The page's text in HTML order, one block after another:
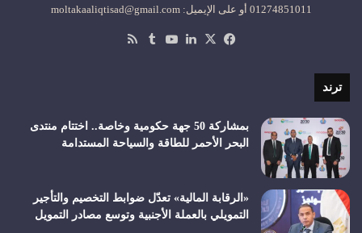
01274851011 أو على الإيميل: moltakaaliqtisad@gmail.com
فيسبوك
‫X لينكدإن‫YouTube
ترند
بمشاركة 50 جهة حكومية وخاصة.. اختتام منتدى
البحر الأحمر للطاقة والسياحة المستدامة
«الرقابة المالية» تعدّل ضوابط التخصيم والتأجير
التمويلي بالعملة الأجنبية وتوسع مصادر التمويل